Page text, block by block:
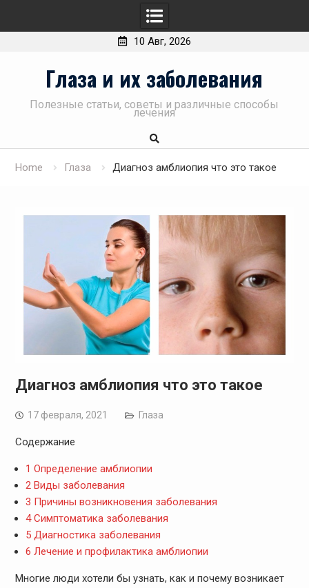
10 Авг, 2026
Глаза и их заболевания
Полезные статьи, советы и различные способы
лечения
Home Глаза Диагноз амблиопия что это такое
Диагноз амблиопия что это такое
17 февраля, 2021 Глаза
Содержание
1 Определение амблиопии
2Виды заболевания
3 Причины возникновения заболевания
4Симптоматика заболевания
5Диагностика заболевания
6 Лечение и профилактика амблиопии
Многие люди хотели бы узнать, как и почему возникает